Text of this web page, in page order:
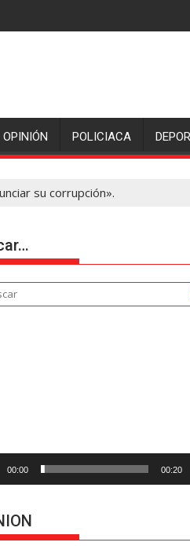
hay lesionados y varias
OPINIÓN POLICIACA
su corrupción».
00:00 00:20